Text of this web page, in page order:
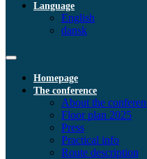
Language
English
dansk
Homepage
The conference
About the
Floor plan 2025
Press
Practical info
Route description